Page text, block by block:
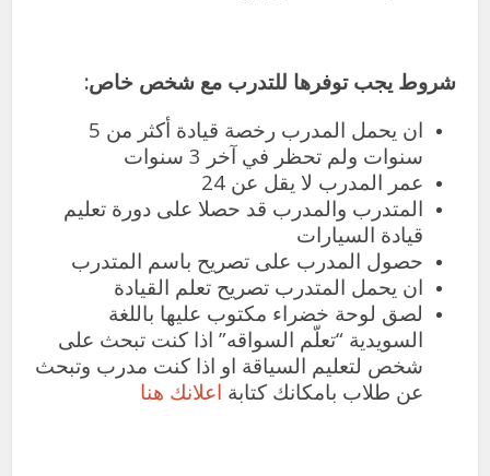
شروط يجب توفرها للتدرب مع شخص خاص:
ان يحمل المدرب رخصة قيادة أكثر من 5
سنوات ولم تحظر في آخر 3 سنوات
عمر المدرب لا يقل عن 24
المتدرب والمدرب قد حصلا على دورة تعليم
قيادة السيارات
حصول المدرب على تصريح باسم المتدرب
ان يحمل المتدرب تصريح تعلم القيادة
لصق لوحة خضراء مكتوب عليها باللغة
السويدية “تعلّم السواقه” اذا كنت تبحث على
شخص لتعليم السياقة او اذا كنت مدرب وتبحث
عن طلاب بامكانك كتابة اعلانك هنا